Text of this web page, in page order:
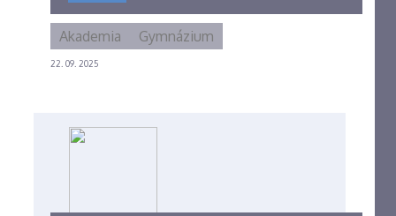
22. 09. 2025
Akademia Gymnázium